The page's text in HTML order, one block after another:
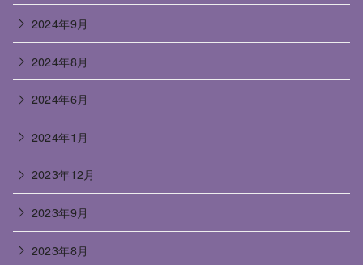
2024年9月
2024年8月
2024年6月
2024年1月
2023年12月
2023年9月
2023年8月